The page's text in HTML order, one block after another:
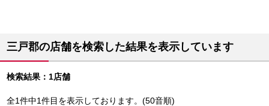
三戸郡の店舗を検索した結果を表示しています
検索結果：1店舗
全1件中1件目を表示しております。(50音順)